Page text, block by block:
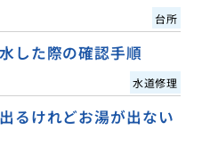
台所
した際の確認手順
水道修理
るけれどお湯が出ない